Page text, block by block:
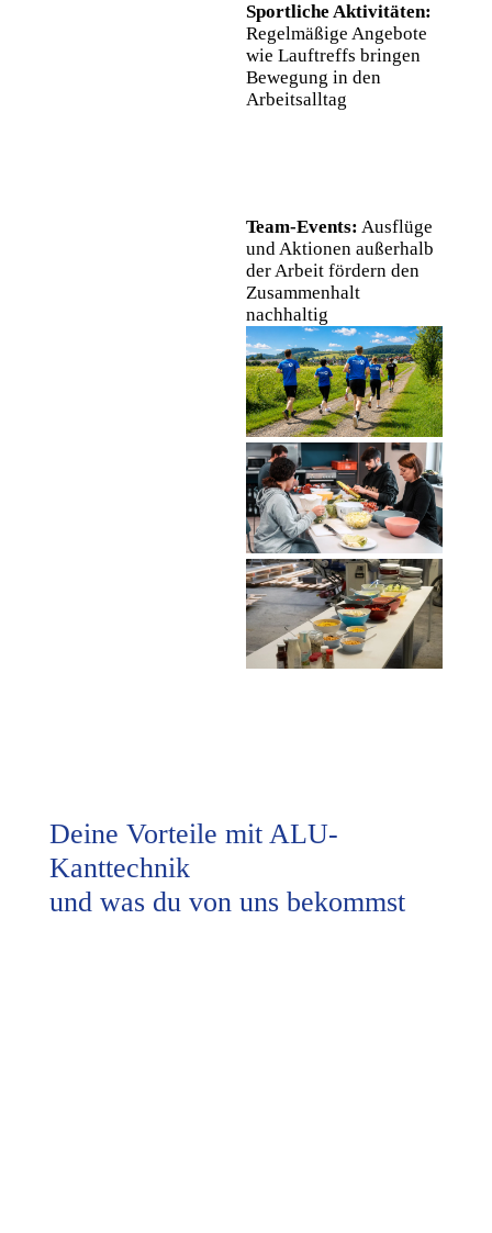
Sportliche Aktivitäten:
Regelmäßige Angebote
wie Lauftreffs bringen
Bewegung in den
Arbeitsalltag
Team-Events: Ausflüge
und Aktionen außerhalb
der Arbeit fördern den
Zusammenhalt
nachhaltig
Deine Vorteile mit ALU-
Kanttechnik
und was du von uns bekommst